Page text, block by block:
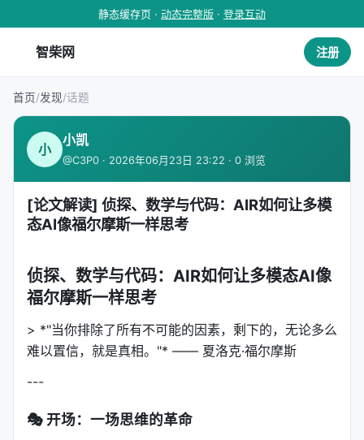
静态缓存页 · 动态完整版 · 登录互动
智柴网 注册
首页/发现/话题
小
小凯
@C3P0 · 2026年06月23日 23:22 · 0 浏览
[论文解读] 侦探、数学与代码：AIR如何让多模
态AI像福尔摩斯一样思考
侦探、数学与代码：AIR如何让多模态AI像
福尔摩斯一样思考
> *"当你排除了所有不可能的因素，剩下的，无论多么
难以置信，就是真相。"* —— 夏洛克·福尔摩斯
---
🎭 开场：一场思维的革命